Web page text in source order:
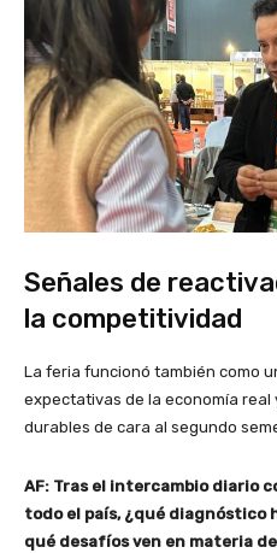
Señales de
la competitividad
La feria funcionó también como
expectativas de la economía real
durables de cara al segundo
AF: Tras el intercambio diario
todo el país, ¿qué diagnóstico
qué desafíos ven en materia